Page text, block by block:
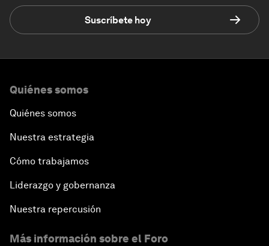
Suscríbete hoy
Quiénes somos
Quiénes somos
Nuestra estrategia
Cómo trabajamos
Liderazgo y gobernanza
Nuestra repercusión
Más información sobre el Foro